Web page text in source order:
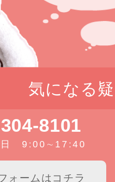
気になる
8101
日 9:00∼17:40
ォームはコチラ